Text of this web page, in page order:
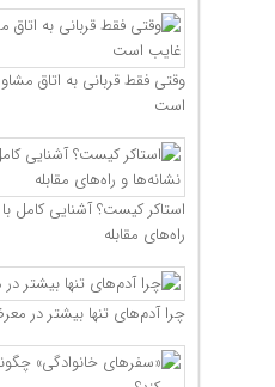
وقتی فقط قربانی به اتاق
است
استاکر کیست؟ آشنایی کامل با
راه‌های مقابله
چرا آدم‌های تنها بیشتر در